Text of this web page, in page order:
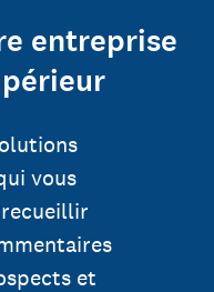
entreprise
vous
et